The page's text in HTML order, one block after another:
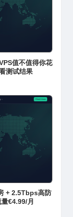
值不值得你花
测试结果
+ 2.5Tbps高防
€4.99/月